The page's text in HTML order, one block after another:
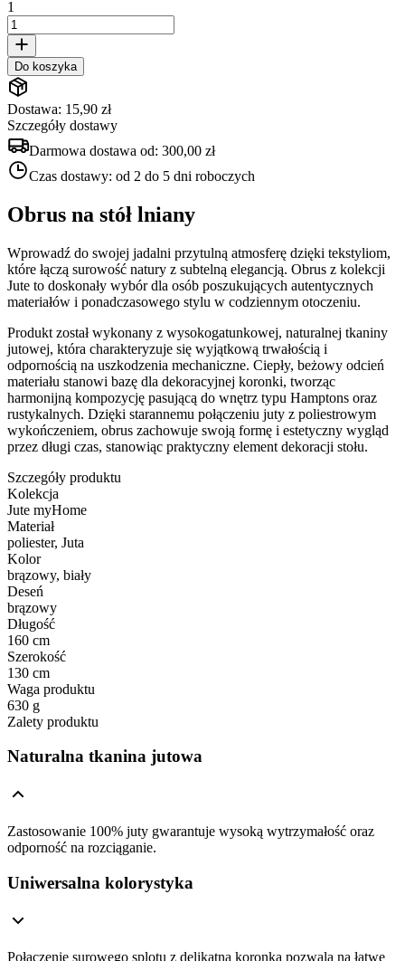
1
Do koszyka
Dostawa: 15,90 zł
Szczegóły dostawy
Darmowa dostawa od: 300,00 zł
Czas dostawy: od 2 do 5 dni roboczych
Obrus na stół lniany
Wprowadź do swojej jadalni przytulną atmosferę dzięki tekstyliom,
które łączą surowość natury z subtelną elegancją. Obrus z kolekcji
Jute to doskonały wybór dla osób poszukujących autentycznych
materiałów i ponadczasowego stylu w codziennym otoczeniu.
Produkt został wykonany z wysokogatunkowej, naturalnej tkaniny
jutowej, która charakteryzuje się wyjątkową trwałością i
odpornością na uszkodzenia mechaniczne. Ciepły, beżowy odcień
materiału stanowi bazę dla dekoracyjnej koronki, tworząc
harmonijną kompozycję pasującą do wnętrz typu Hamptons oraz
rustykalnych. Dzięki starannemu połączeniu juty z poliestrowym
wykończeniem, obrus zachowuje swoją formę i estetyczny wygląd
przez długi czas, stanowiąc praktyczny element dekoracji stołu.
Szczegóły produktu
Kolekcja
Jute myHome
Materiał
poliester, Juta
Kolor
brązowy, biały
Deseń
brązowy
Długość
160 cm
Szerokość
130 cm
Waga produktu
630 g
Zalety produktu
Naturalna tkanina jutowa
Zastosowanie 100% juty gwarantuje wysoką wytrzymałość oraz
odporność na rozciąganie.
Uniwersalna kolorystyka
Połączenie surowego splotu z delikatną koronką pozwala na łatwe